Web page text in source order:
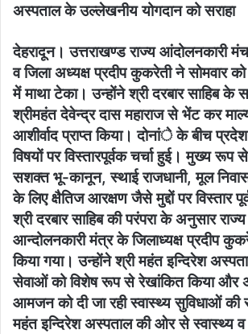
अस्पताल के उल्लेखनीय योगदान को सराहा
देहरादून। उत्तराखण्ड राज्य आंदोलनकारी
व जिला अध्यक्ष प्रदीप कुकरेती ने सोमवार को
में माथा टेका। उन्होंने श्री दरबार साहिब के
श्रीमहंत देवेन्द्र दास महाराज से भेंट कर
आशीर्वाद प्राप्त किया। दोनांे के बीच
विषयों पर विस्तारपूर्वक चर्चा हुई। मुख्य रूप
सशक्त भू-कानून, स्थाई राजधानी, मूल
के लिए क्षैतिज आरक्षण जैसे मुद्दों पर विस्तार
श्री दरबार साहिब की परंपरा के अनुसार
आन्दोलनकारी मंत्र के जिलाध्यक्ष प्रदीप
किया गया। उन्होंने श्री महंत इन्दिरेश
सेवाओं को विशेष रूप से रेखांकित किया और
आमजन को दी जा रही स्वास्थ्य सुविधाओं की
महंत इन्दिरेश अस्पताल की ओर से स्वास्थ्य व